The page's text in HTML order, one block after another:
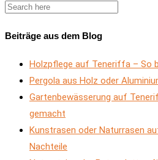
Beiträge aus dem Blog
Holzpflege auf Teneriffa – So
Pergola aus Holz oder
Gartenbewässerung auf
gemacht
Kunstrasen oder Naturrasen
Nachteile